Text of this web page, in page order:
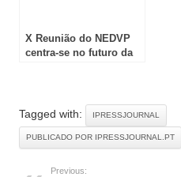
X Reunião do NEDVP
centra-se no futuro da
terapêuticas
Tagged with: IPRESSJOURNAL
PUBLICADO POR IPRESSJOURNAL.PT
Previous: